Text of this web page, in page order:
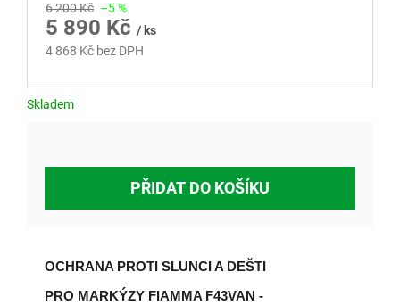
6 200 Kč –5 %
5 890 Kč / ks
4 868 Kč bez DPH
Skladem
PŘIDAT DO KOŠÍKU
OCHRANA PROTI SLUNCI A DEŠTI
PRO MARKÝZY FIAMMA F43VAN -